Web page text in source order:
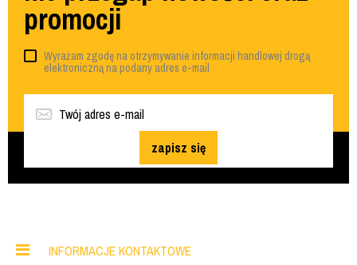
promocji
Wyrażam zgodę na otrzymywanie informacji handlowej drogą
elektroniczną na podany adres e-mail
zapisz się
INFORMACJE KONTAKTOWE